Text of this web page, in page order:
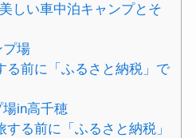
しい車中泊キャンプとそ
プ場
る前に「ふるさと納税」で
in高千穂
する前に「ふるさと納税」